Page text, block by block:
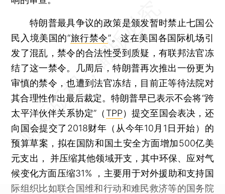
特朗普最具争议的政策是颁发暂时禁止七国公
民入境美国的“旅行禁令”。这在美国各国际机场引
发了混乱，禁令的合法性受到质疑，有联邦法官冻
结了这一禁令。几周后，特朗普再次推出一份更为
审慎的禁令，也遭到法官冻结，目前正等待法院对
其合理性作出最后裁定。特朗普早已表示不会将“跨
太平洋伙伴关系协定”（ TPP）提交至国会表决，还
向国会提交了2018财年（从今年10月1日开始）的
预算草案，拟在国防和国土安全方面增加500亿美
元支出， 并压缩其他领域开支，其中环保、应对气
候变化方面压缩31% ，主要用于对外援助和支持国
际组织比如联合国维和行动和难民救济等的国务院